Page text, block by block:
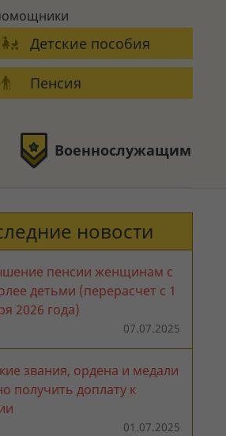
Детские пособия
Пенсия
Военнослужащим
новости
пенсии женщинам с
детьми (перерасчет с 1
2026 года)
07.07.2025
звания, ордена и медали
получить доплату к
01.07.2025